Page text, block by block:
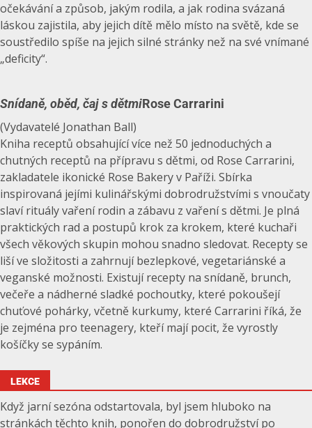
očekávání a způsob, jakým rodila, a jak rodina svázaná
láskou zajistila, aby jejich dítě mělo místo na světě, kde se
soustředilo spíše na jejich silné stránky než na své vnímané
„deficity“.
Snídaně, oběd, čaj s dětmiRose Carrarini
(Vydavatelé Jonathan Ball)
Kniha receptů obsahující více než 50 jednoduchých a
chutných receptů na přípravu s dětmi, od Rose Carrarini,
zakladatele ikonické Rose Bakery v Paříži. Sbírka
inspirovaná jejími kulinářskými dobrodružstvími s vnoučaty
slaví rituály vaření rodin a zábavu z vaření s dětmi. Je plná
praktických rad a postupů krok za krokem, které kuchaři
všech věkových skupin mohou snadno sledovat. Recepty se
liší ve složitosti a zahrnují bezlepkové, vegetariánské a
veganské možnosti. Existují recepty na snídaně, brunch,
večeře a nádherné sladké pochoutky, které pokoušejí
chuťové pohárky, včetně kurkumy, které Carrarini říká, že
je zejména pro teenagery, kteří mají pocit, že vyrostly
košíčky se sypáním.
LEKCE
Když jarní sezóna odstartovala, byl jsem hluboko na
stránkách těchto knih, ponořen do dobrodružství po